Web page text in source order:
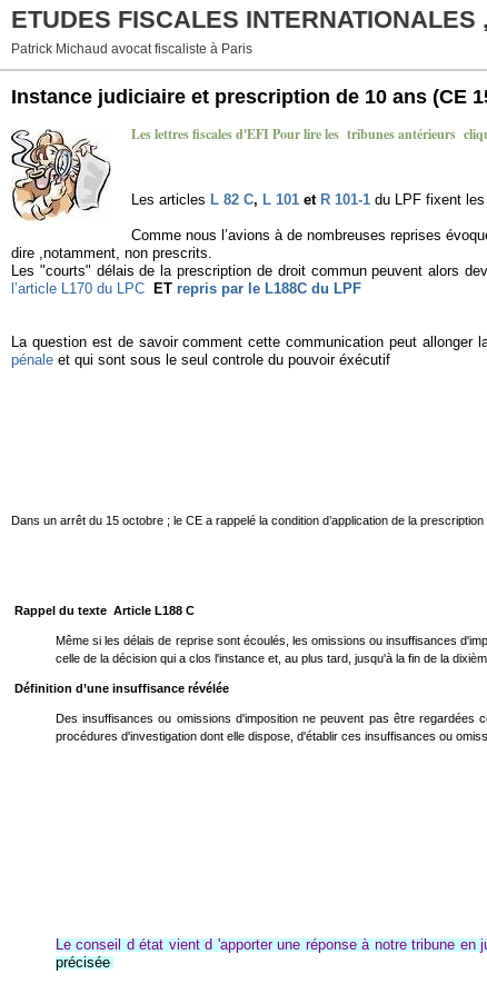
ETUDES FISCALES INTERNATIONALES
Patrick Michaud avocat fiscaliste à Paris
Instance judiciaire et prescription de 10 ans (CE
Les lettres fiscales d'EFI Pour lire les tribunes antérieurs
Les articles L 82 C, L 101 et R 101-1 du LPF fixent
Comme nous l’avions à de nombreuses reprises
dire ,notamment, non prescrits.
Les "courts" délais de la prescription de droit commun peuvent alors
l’article L170 du LPC ET repris par le L188C du LPF
La question est de savoir comment cette communication peut
pénale et qui sont sous le seul controle du pouvoir éxécutif
Dans un arrêt du 15 octobre ; le CE a rappelé la condition d’application de la
Rappel du texte Article L188 C
Même si les délais de reprise sont écoulés, les omissions ou insuffisances
celle de la décision qui a clos l'instance et, au plus tard, jusqu'à la fin de la
Définition d’une insuffisance révélée
Des insuffisances ou omissions d'imposition ne peuvent pas être
procédures d'investigation dont elle dispose, d'établir ces insuffisances ou
Le conseil détat vient d 'apporter une réponse à notre tribune
précisée